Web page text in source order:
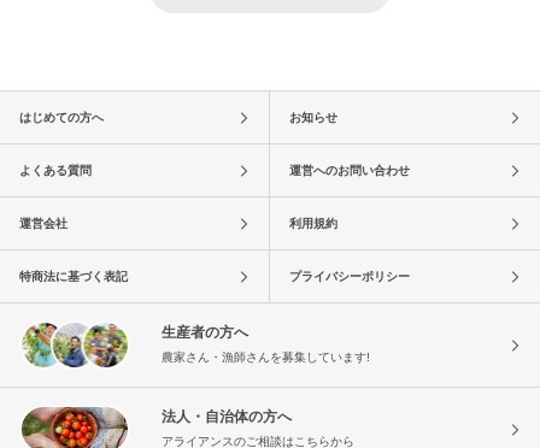
はじめての方へ お知らせ
よくある質問 運営へのお問い合わせ
運営会社 利用規約
特商法に基づく表記 プライバシーポリシー
生産者の方へ
農家さん・漁師さんを募集しています!
法人・自治体の方へ
アライアンスのご相談はこちらから